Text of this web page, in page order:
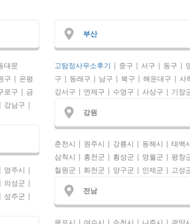
대문
구 | 은평
로구 | 금
강남구 |
영주시 |
의성군 |
성주군 |
부산
고탐정사무소후기 | 중구 | 서구 | 동구 |
구 | 동래구 | 남구 | 북구 | 해운대구 | 사
강서구 | 연제구 | 수영구 | 사상구 | 기장
강원
춘천시 | 원주시 | 강릉시 | 동해시 | 태백
삼척시 | 홍천군 | 횡성군 | 영월군 | 평창
철원군 | 화천군 | 양구군 | 인제군 | 고성
전남